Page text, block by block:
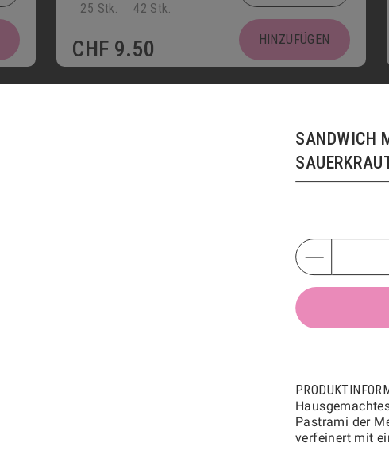
25 Stk.
42 Stk.
CHF 9.50 HINZUFÜGEN
HINZUFÜGEN
HINZUFÜGEN
SANDWICH
Pastrami der
verfeinert mit